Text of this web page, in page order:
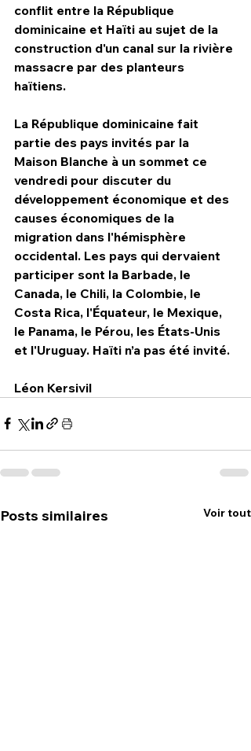
conflit entre la République
dominicaine et Haïti au sujet de la
construction d'un canal sur la rivière
massacre par des planteurs
haïtiens.
La République dominicaine fait
partie des pays invités par la
Maison Blanche à un sommet ce
vendredi pour discuter du
développement économique et des
causes économiques de la
migration dans l'hémisphère
occidental. Les pays qui dervaient
participer sont la Barbade, le
Canada, le Chili, la Colombie, le
Costa Rica, l'Équateur, le Mexique,
le Panama, le Pérou, les États-Unis
et l'Uruguay. Haïti n’a pas été invité.
Léon Kersivil
Posts similaires Voir tout